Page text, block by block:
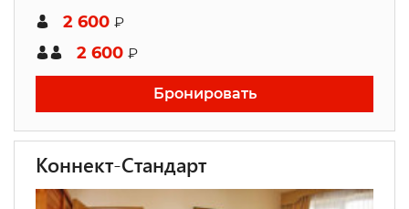
2 600 ₽
2 600 ₽
Бронировать
Коннект-Стандарт